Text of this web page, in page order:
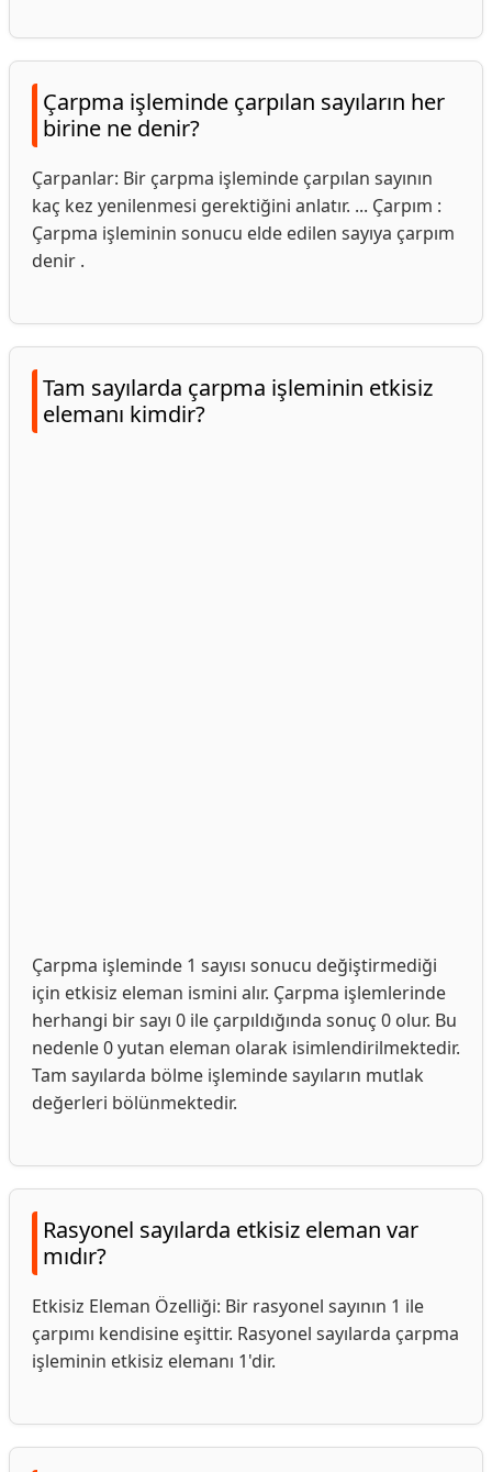
Çarpma işleminde çarpılan sayıların her
birine ne denir?
Çarpanlar: Bir çarpma işleminde çarpılan sayının
kaç kez yenilenmesi gerektiğini anlatır. ... Çarpım :
Çarpma işleminin sonucu elde edilen sayıya çarpım
denir .
Tam sayılarda çarpma işleminin etkisiz
elemanı kimdir?
Çarpma işleminde 1 sayısı sonucu değiştirmediği
için etkisiz eleman ismini alır. Çarpma işlemlerinde
herhangi bir sayı 0 ile çarpıldığında sonuç 0 olur. Bu
nedenle 0 yutan eleman olarak isimlendirilmektedir.
Tam sayılarda bölme işleminde sayıların mutlak
değerleri bölünmektedir.
Rasyonel sayılarda etkisiz eleman var
mıdır?
Etkisiz Eleman Özelliği: Bir rasyonel sayının 1 ile
çarpımı kendisine eşittir. Rasyonel sayılarda çarpma
işleminin etkisiz elemanı 1'dir.